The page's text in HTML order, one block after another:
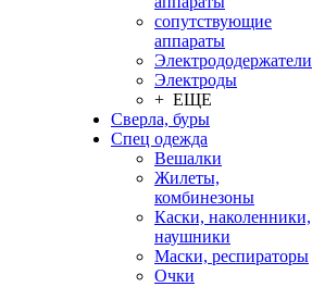
сопутствующие
аппараты
Электрододержатели
Электроды
+ ЕЩЕ
Сверла, буры
Спец одежда
Вешалки
Жилеты,
комбинезоны
Каски, наколенники,
наушники
Маски, респираторы
Очки